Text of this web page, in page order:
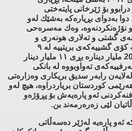
دینار درابوو بۆ ژێرخانی پایته‌ختی
دوا به‌دوای بڕیاره‌كه‌ به‌شێك له‌و
نۆژه‌نكردنه‌وه‌، وه‌ك مه‌سره‌حی
گشتی و ته‌لاری هونه‌ری و
كۆمه‌ڵێكی تر ته‌رخانكرا، كه‌ كۆی گشییه‌كه‌ی بریتییه‌ له‌ ٩
، واتا له‌ بڕی ئه‌و 20 ملیار دیناره‌ بڕی ١١ ملیار دینار
ته‌واوبووه‌ له‌ بانكی
رابه‌ر سدیق بریكاری وه‌زاره‌تی
كوردستان بریاردراوه‌، هیچ له‌و
ئه‌و پاره‌یه‌ش بۆ پڕۆژه‌و
لێی زه‌ره‌رمه‌ند بن.
ئه‌و پاره‌یه‌ له‌ژێر ده‌سه‌ڵاتی